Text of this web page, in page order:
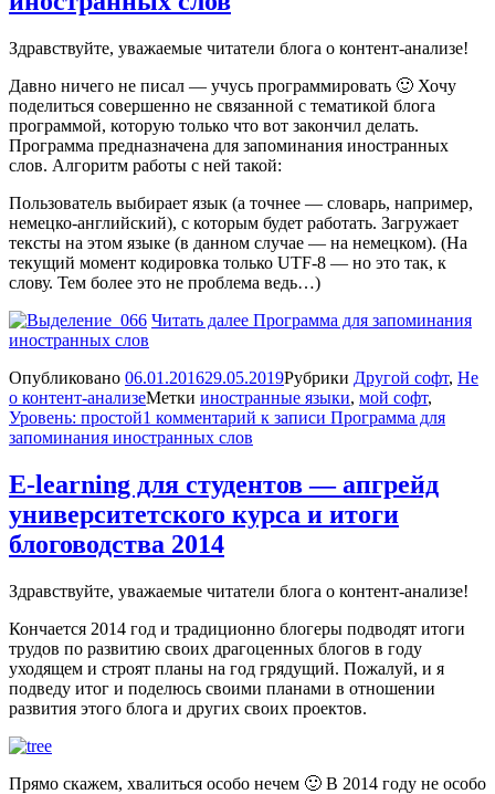
Здравствуйте, уважаемые читатели блога о контент-анализе!
Давно ничего не писал — учусь программировать 🙂 Хочу
поделиться совершенно не связанной с тематикой блога
программой, которую только что вот закончил делать.
Программа предназначена для запоминания иностранных
слов. Алгоритм работы с ней такой:
Пользователь выбирает язык (а точнее — словарь, например,
немецко-английский), с которым будет работать. Загружает
тексты на этом языке (в данном случае — на немецком). (На
текущий момент кодировка только UTF-8 — но это так, к
слову. Тем более это не проблема ведь…)
Читать далее Программа для запоминания
иностранных слов
Опубликовано 06.01.201629.05.2019Рубрики Другой софт, Не
о контент-анализеМетки иностранные языки, мой софт,
Уровень: простой1 комментарий к записи Программа для
запоминания иностранных слов
E-learning для студентов — апгрейд
университетского курса и итоги
блоговодства 2014
Здравствуйте, уважаемые читатели блога о контент-анализе!
Кончается 2014 год и традиционно блогеры подводят итоги
трудов по развитию своих драгоценных блогов в году
уходящем и строят планы на год грядущий. Пожалуй, и я
подведу итог и поделюсь своими планами в отношении
развития этого блога и других своих проектов.
Прямо скажем, хвалиться особо нечем 🙂 В 2014 году не особо